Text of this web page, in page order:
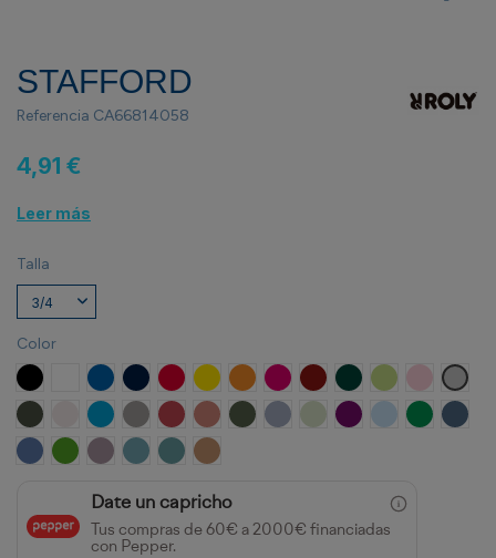
STAFFORD
Referencia CA66814058
4,91 €
Leer más
Talla
Color
NEGRO BLANCOROYAL MARINOROJO AMARILLONARANJAROSETONGRANATEVERDE BOTELLA
VERDE OASIS
ROSAGRIS
PLOMO OSCURO
BLANCO VINTAGE
TURQUESA
OPALO ROJO CRISANTEMO
NARANJA CLAY
VERDE AVENTURA
AZUL ZENVERDE MIST
PURPURACELESTEVERDE
AZUL RIVIERA
VERDE GRASS
LAVANDAAZUL LAVADO
AZUL DUSTYNARANJA GREEK
Date un capricho
Tus compras de 60€ a 2000€ financiadas
con Pepper.